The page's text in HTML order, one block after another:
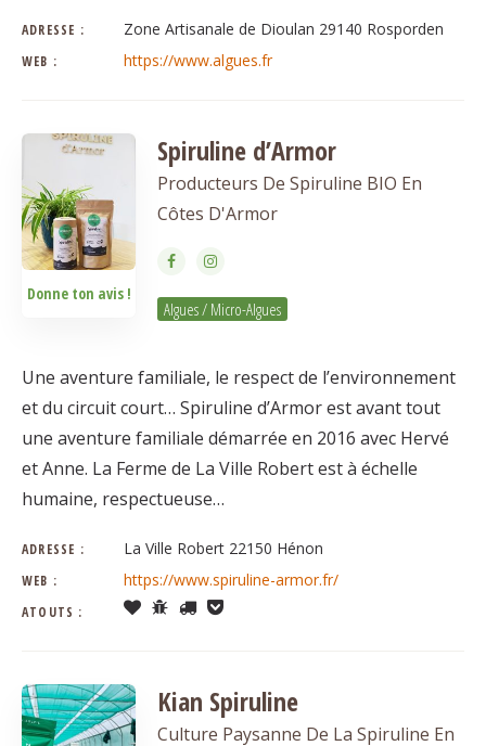
ADRESSE : Zone Artisanale de Dioulan 29140 Rosporden
WEB : https://www.algues.fr
Donne ton avis !
Spiruline d’Armor
Producteurs De Spiruline BIO En
Côtes D'Armor
Algues / Micro-Algues
Une aventure familiale, le respect de l’environnement
et du circuit court… Spiruline d’Armor est avant tout
une aventure familiale démarrée en 2016 avec Hervé
et Anne. La Ferme de La Ville Robert est à échelle
humaine, respectueuse…
ADRESSE : La Ville Robert 22150 Hénon
WEB : https://www.spiruline-armor.fr/
ATOUTS :
Kian Spiruline
Culture Paysanne De La Spiruline En